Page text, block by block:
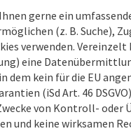
PDF erstellen
gerne ein
(z. B. Suche),
verwenden.
eine
dem kein für die EU
(iSd Art. 46
von Kontroll-
und keine wirksamen